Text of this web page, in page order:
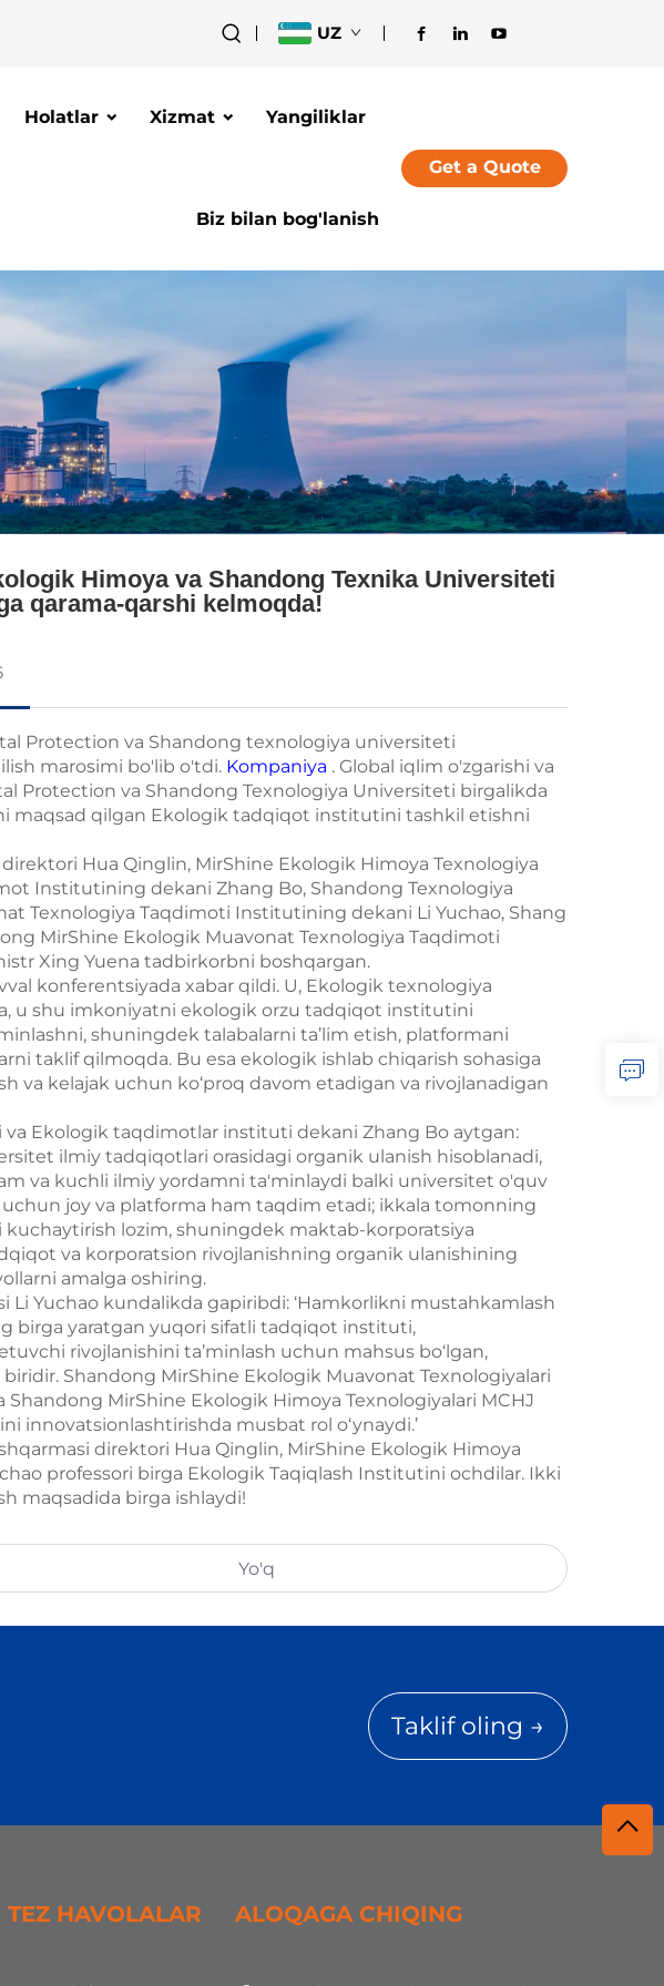
UZ
Holatlar Xizmat Yangiliklar
Biz bilan bog'lanish
Get a Quote
Himoya va Shandong Texnika Universiteti
qarama-qarshi kelmoqda!
Protection va Shandong texnologiya universiteti
marosimi bo'lib o'tdi. Kompaniya . Global iqlim o'zgarishi va
Protection va Shandong Texnologiya Universiteti birgalikda
maqsad qilgan Ekologik tadqiqot institutini tashkil etishni
Hua Qinglin, MirShine Ekologik Himoya Texnologiya
Institutining dekani Zhang Bo, Shandong Texnologiya
Texnologiya Taqdimoti Institutining dekani Li Yuchao, Shang
MirShine Ekologik Muavonat Texnologiya Taqdimoti
Xing Yuena tadbirkorbni boshqargan.
konferentsiyada xabar qildi. U, Ekologik texnologiya
u shu imkoniyatni ekologik orzu tadqiqot institutini
shuningdek talabalarni ta’lim etish, platformani
taklif qilmoqda. Bu esa ekologik ishlab chiqarish sohasiga
va kelajak uchun ko‘proq davom etadigan va rivojlanadigan
Ekologik taqdimotlar instituti dekani Zhang Bo aytgan:
ilmiy tadqiqotlari orasidagi organik ulanish hisoblanadi,
va kuchli ilmiy yordamni ta'minlaydi balki universitet o'quv
joy va platforma ham taqdim etadi; ikkala tomonning
lozim, shuningdek maktab-korporatsiya
va korporatsion rivojlanishning organik ulanishining
amalga oshiring.
Yuchao kundalikda gapiribdi: ‘Hamkorlikni mustahkamlash
birga yaratgan yuqori sifatli tadqiqot instituti,
rivojlanishini ta’minlash uchun mahsus bo‘lgan,
Shandong MirShine Ekologik Muavonat Texnologiyalari
MirShine Ekologik Himoya Texnologiyalari MCHJ
innovatsionlashtirishda musbat rol o‘ynaydi.’
direktori Hua Qinglin, MirShine Ekologik Himoya
professori birga Ekologik Taqiqlash Institutini ochdilar. Ikki
maqsadida birga ishlaydi!
Yo'q
Taklif oling →
TEZ HAVOLALAR ALOQAGA CHIQING